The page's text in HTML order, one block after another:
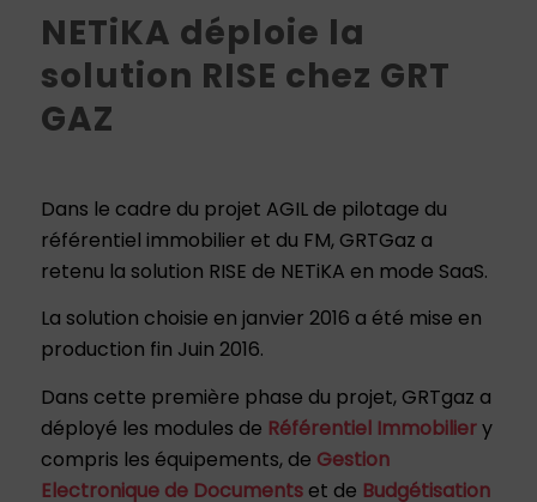
NETiKA déploie la
solution RISE chez GRT
GAZ
Dans le cadre du projet AGIL de pilotage du
référentiel immobilier et du FM, GRTGaz a
retenu la solution RISE de NETiKA en mode SaaS.
La solution choisie en janvier 2016 a été mise en
production fin Juin 2016.
Dans cette première phase du projet, GRTgaz a
déployé les modules de Référentiel Immobiliery
compris les équipements, de Gestion
Electronique de Documentset de Budgétisation